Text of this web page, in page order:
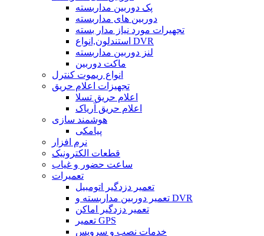
پک دوربین مداربسته
دوربین های مداربسته
تجهیرات مورد نیاز مدار بسته
استندلون,انواع DVR
لنز دوربین مداربسته
ماکت دوربین
انواع ریموت کنترل
تجهیزات اعلام حریق
اعلام حریق تسلا
اعلام حریق آریاک
هوشمند سازی
پیامکی
نرم افزار
قطعات الکترونیک
ساعت حضور و غیاب
تعمیرات
تعمیر دزدگیر اتومبیل
تعمیر دوربین مداربسته و DVR
تعمیر دزدگیر اماکن
تعمیر GPS
خدمات نصب و سرویس